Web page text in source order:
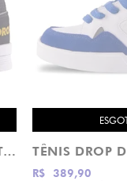
TÊNIS DROP DEAD NINETY PRETO E AMARELO
R$ 389,90